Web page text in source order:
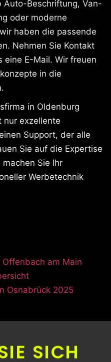
Auto-Beschriftung, Van-
oder moderne
haben die passende
Nehmen Sie Kontakt
eine E-Mail. Wir freuen
in die
in Oldenburg
nur exzellente
Support, der alle
Sie auf die Expertise
Sie Ihr
Werbetechnik
am Main
Osnabrück 2025
SICH